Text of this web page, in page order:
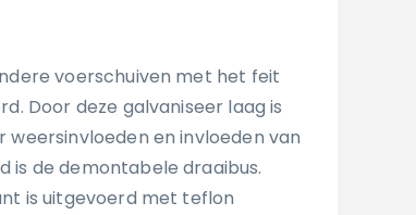
voerschuiven met het feit
Door deze galvaniseer laag is
en invloeden van
is de demontabele draaibus.
is uitgevoerd met teflon